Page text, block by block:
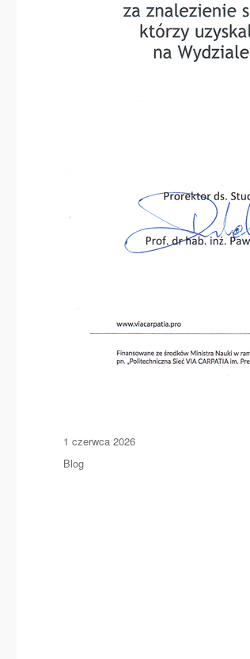
Data
publikacji
1 czerwca 2026
Kategorie
Blog